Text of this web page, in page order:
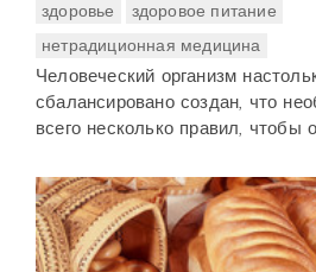
здоровье
здоровое питание
нетрадиционная медицина
Человеческий организм
сбалансировано создан, что
всего несколько правил, чтобы